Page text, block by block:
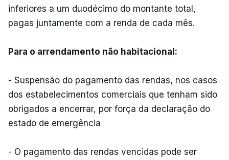
inferiores a um duodécimo do montante total,
pagas juntamente com a renda de cada mês.
Para o arrendamento não habitacional:
- Suspensão do pagamento das rendas, nos casos
dos estabelecimentos comerciais que tenham sido
obrigados a encerrar, por força da declaração do
estado de emergência
- O pagamento das rendas vencidas pode ser